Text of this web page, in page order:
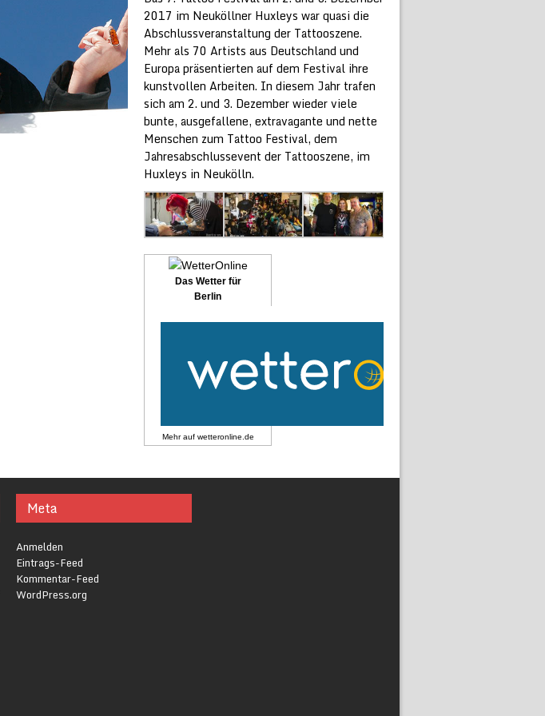
2017 im Neuköllner Huxleys war quasi die
Abschlussveranstaltung der Tattooszene.
Mehr als 70 Artists aus Deutschland und
Europa präsentierten auf dem Festival ihre
kunstvollen Arbeiten. In diesem Jahr trafen
sich am 2. und 3. Dezember wieder viele
bunte, ausgefallene, extravagante und nette
Menschen zum Tattoo Festival, dem
Jahresabschlussevent der Tattooszene, im
Huxleys in Neukölln.
Das Wetter für
Berlin
Mehr auf wetteronline.de
Meta
Anmelden
Eintrags-Feed
Kommentar-Feed
WordPress.org